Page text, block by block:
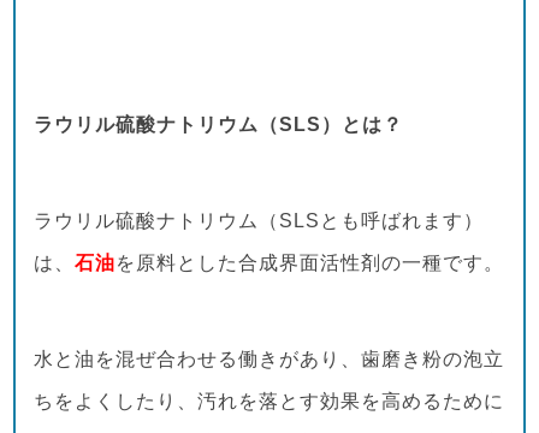
ラウリル硫酸ナトリウム（SLS）とは？
ラウリル硫酸ナトリウム（SLSとも呼ばれます）
は、 石油を原料とした合成界面活性剤の一種です。
水と油を混ぜ合わせる働きがあり、歯磨き粉の泡立
ちをよくしたり、汚れを落とす効果を高めるために